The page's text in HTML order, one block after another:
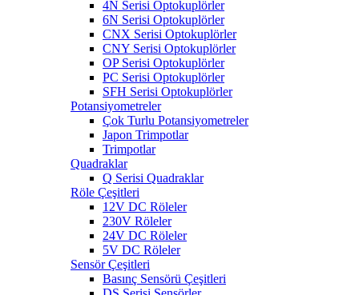
4N Serisi Optokuplörler
6N Serisi Optokuplörler
CNX Serisi Optokuplörler
CNY Serisi Optokuplörler
OP Serisi Optokuplörler
PC Serisi Optokuplörler
SFH Serisi Optokuplörler
Potansiyometreler
Çok Turlu Potansiyometreler
Japon Trimpotlar
Trimpotlar
Quadraklar
Q Serisi Quadraklar
Röle Çeşitleri
12V DC Röleler
230V Röleler
24V DC Röleler
5V DC Röleler
Sensör Çeşitleri
Basınç Sensörü Çeşitleri